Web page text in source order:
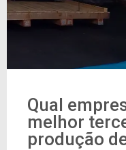
Qual
melhor
produção